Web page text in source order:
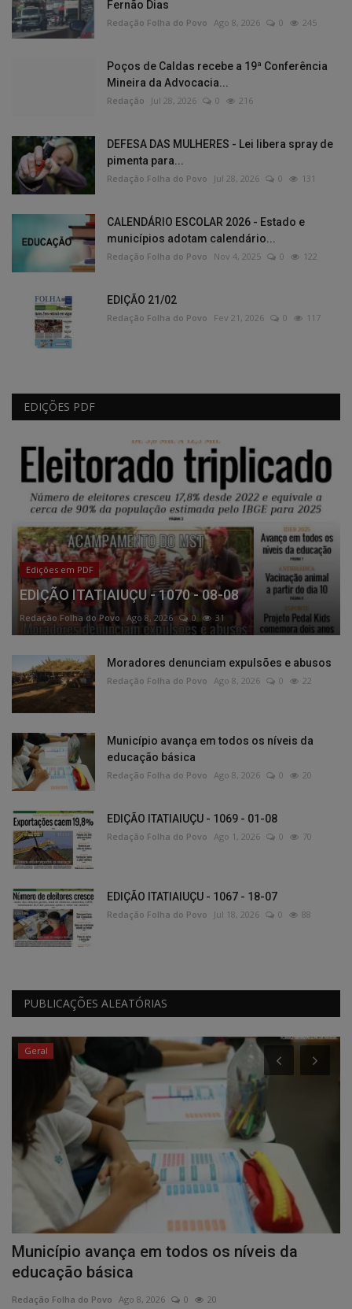
Fernão Dias
Redação Folha do Povo Ago 8, 2026 0 245
Poços de Caldas recebe a 19ª Conferência
Mineira da Advocacia...
Redação Jul 28, 2026 0 216
DEFESA DAS MULHERES - Lei libera spray de
pimenta para...
Redação Folha do Povo Jul 28, 2026 0 131
CALENDÁRIO ESCOLAR 2026 - Estado e
municípios adotam calendário...
Redação Folha do Povo Nov 4, 2025 0 122
EDIÇÃO 21/02
Redação Folha do Povo Fev 21, 2026 0 117
EDIÇÕES PDF
Edições em PDF
EDIÇÃO ITATIAIUÇU - 1070 - 08-08
Redação Folha do Povo Ago 8, 2026 0 31
Moradores denunciam expulsões e abusos
Redação Folha do Povo Ago 8, 2026 0 22
Município avança em todos os níveis da
educação básica
Redação Folha do Povo Ago 8, 2026 0 20
EDIÇÃO ITATIAIUÇU - 1069 - 01-08
Redação Folha do Povo Ago 1, 2026 0 70
EDIÇÃO ITATIAIUÇU - 1067 - 18-07
Redação Folha do Povo Jul 18, 2026 0 88
PUBLICAÇÕES ALEATÓRIAS
Geral
Município avança em todos os níveis da
educação básica
Redação Folha do Povo Ago 8, 2026 0 20